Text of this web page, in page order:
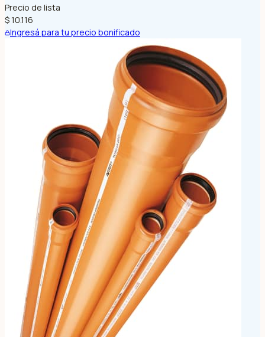
Precio de lista
$ 10.116
Ingresá para tu precio bonificado